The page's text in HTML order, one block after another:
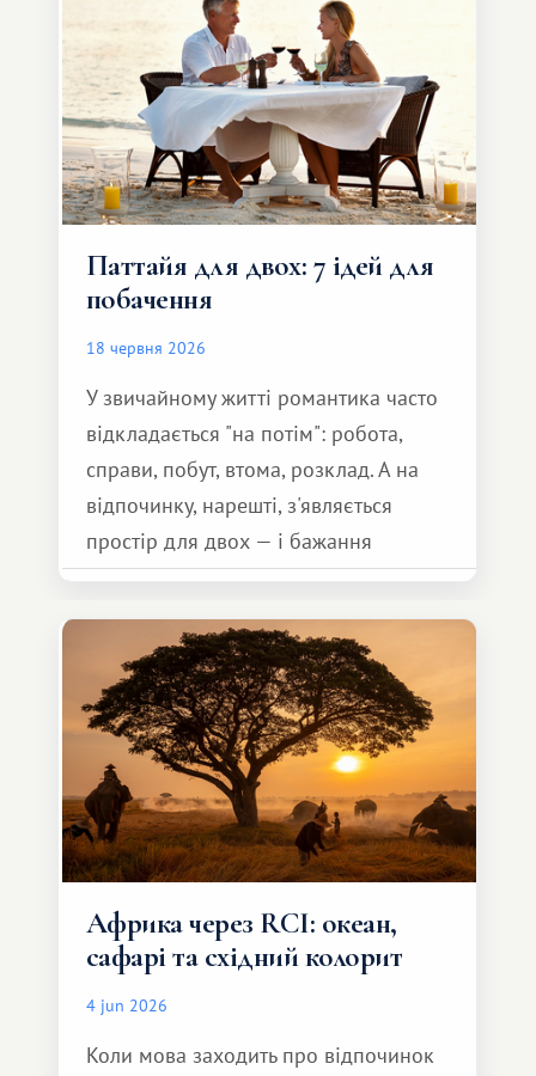
Паттайя для двох: 7 ідей для
побачення
18 червня 2026
У звичайному житті романтика часто
відкладається "на потім": робота,
справи, побут, втома, розклад. А на
відпочинку, нарешті, з'являється
простір для двох — і бажання
зробити для близької людини щось
особливе. Не обов'язково масштабне,
але тепле і незабутнє :)
Африка через RCI: океан,
сафарі та східний колорит
4 jun 2026
Коли мова заходить про відпочинок